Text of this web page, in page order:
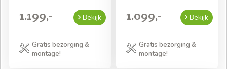
1.199,- Bekijk
Gratis bezorging &
montage!
1.099,- Bekijk
Gratis bezorging &
montage!